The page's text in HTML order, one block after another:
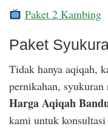
Paket 2 Kambing
Paket
Tidak hanya aqiqah,
pernikahan,
Harga Aqiqah
kami untuk